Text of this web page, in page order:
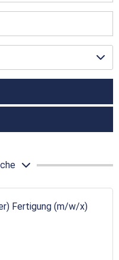
Fertigung (m/w/x)